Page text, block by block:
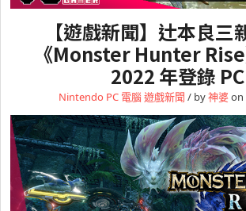
【遊戲新聞】辻本良三
《Monster Hunter
2022 年登錄 PC
Nintendo PC 電腦遊戲新聞 / by神婆on